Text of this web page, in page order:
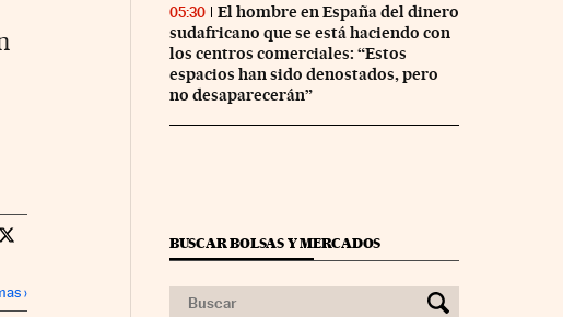
Cinco Días en Facebook
Fortunas Cinco Días en Twitter
›
05:30
El hombre en España del dinero
sudafricano que se está haciendo con
los centros comerciales: “Estos
espacios han sido denostados, pero
no desaparecerán”
BUSCAR BOLSAS Y MERCADOS